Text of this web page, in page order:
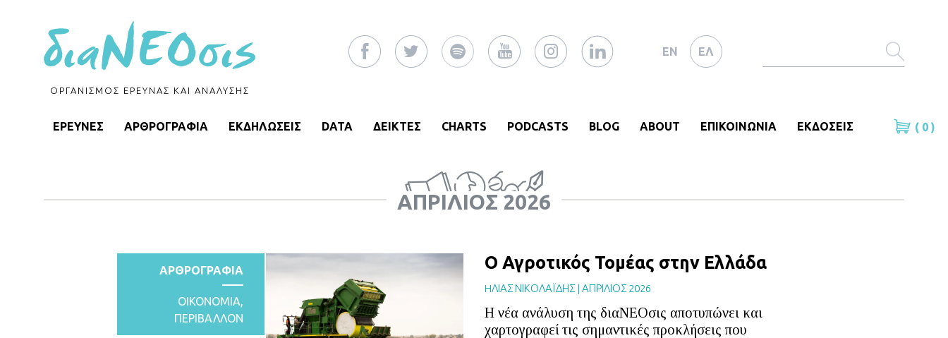
ΟΡΓΑΝΙΣΜΟΣ ΕΡΕΥΝΑΣ ΚΑΙ ΑΝΑΛΥΣΗΣ
EN ΕΛ
ΕΡΕΥΝΕΣ ΑΡΘΡΟΓΡΑΦΙΑ ΕΚΔΗΛΩΣΕΙΣ DATA ΔΕΙΚΤΕΣ CHARTS PODCASTS BLOG ABOUT ΕΠΙΚΟΙΝΩΝΙΑ ΕΚΔΟΣΕΙΣ ( 0 )
ΑΠΡΊΛΙΟΣ 2026
ΑΡΘΡΟΓΡΑΦΙΑ
ΟΙΚΟΝΟΜΙΑ,
ΠΕΡΙΒΑΛΛΟΝ
Ο Αγροτικός Τομέας στην Ελλάδα
HΛΙΑΣ ΝΙΚΟΛΑΪΔΗΣ | ΑΠΡΙΛΙΟΣ 2026
Η νέα ανάλυση της διαΝΕΟσις αποτυπώνει και
χαρτογραφεί τις σημαντικές προκλήσεις που